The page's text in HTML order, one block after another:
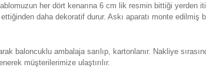
her dört kenarına 6 cm lik resmin bittiği yerden
daha dekoratif durur. Askı aparatı monte edilmiş
baloncuklu ambalaja sarılıp, kartonlanır. Nakliye
müşterilerimize ulaştırılır.